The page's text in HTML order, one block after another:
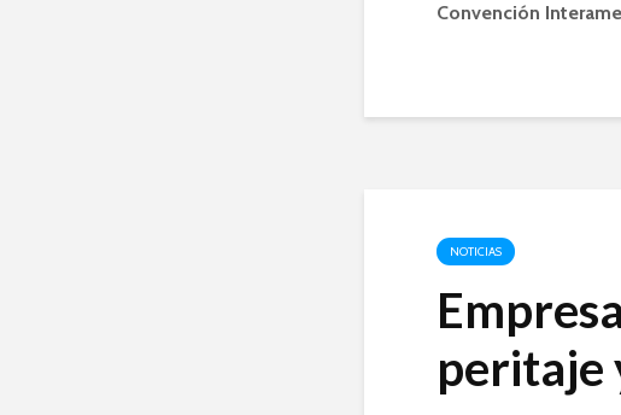
Convención
NOTICIAS
peritaje